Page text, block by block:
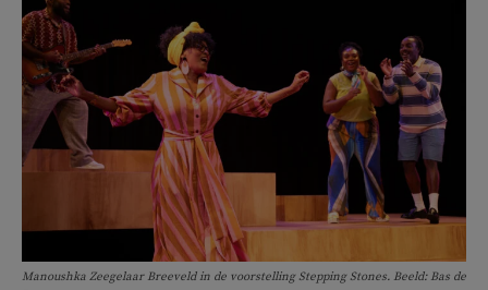
Manoushka Zeegelaar Breeveld in de voorstelling Stepping Stones. Beeld: Bas de